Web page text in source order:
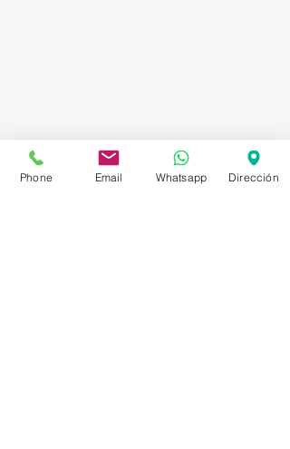
Phone Email Whatsapp Dirección